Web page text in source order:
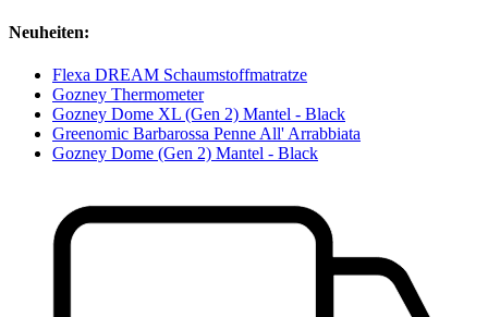
Neuheiten:
Flexa DREAM Schaumstoffmatratze
Gozney Thermometer
Gozney Dome XL (Gen 2) Mantel - Black
Greenomic Barbarossa Penne All' Arrabbiata
Gozney Dome (Gen 2) Mantel - Black